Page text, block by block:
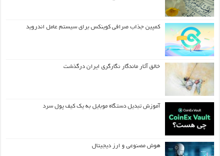
کمپین جذاب صرافی کوینکس برای سیستم عامل اندروید
خالق آثار ماندگار نگارگری ایران درگذشت
آموزش تبدیل دستگاه موبایل به یک کیف‌ پول سرد
هوش مصنوعی و ارز دیجیتال